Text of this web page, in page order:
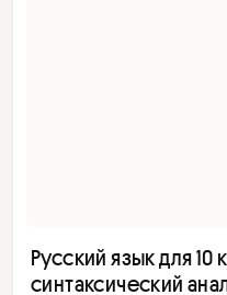
Русский язык для 10
синтаксический